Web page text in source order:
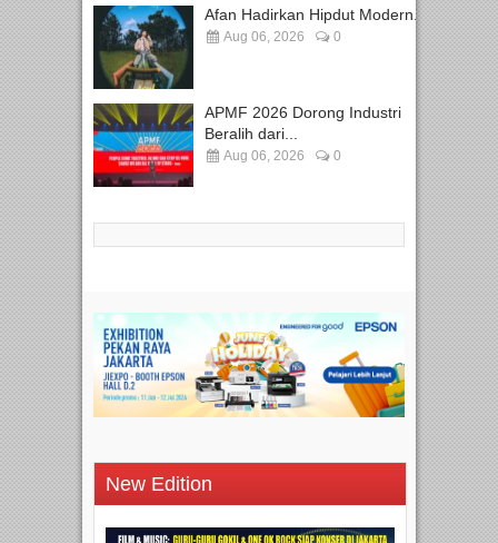
Afan Hadirkan Hipdut Modern...
Aug 06, 2026 0
APMF 2026 Dorong Industri
Beralih dari...
Aug 06, 2026 0
New Edition